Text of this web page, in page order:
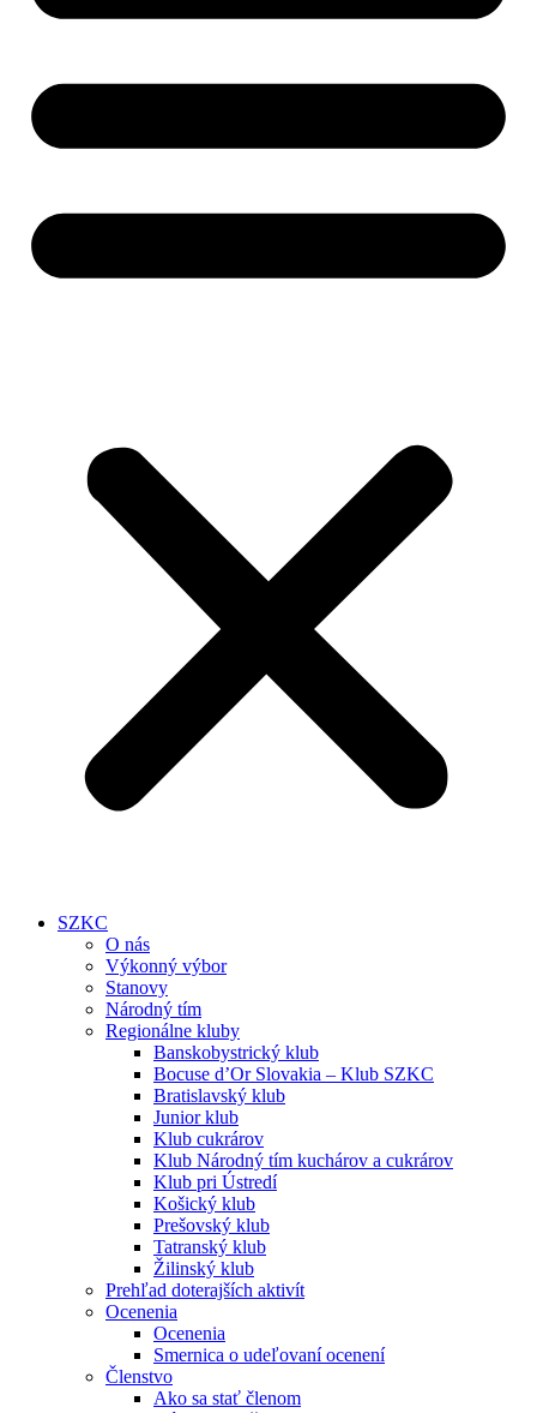
SZKC
O nás
Výkonný výbor
Stanovy
Národný tím
Regionálne kluby
Banskobystrický klub
Bocuse d’Or Slovakia – Klub SZKC
Bratislavský klub
Junior klub
Klub cukrárov
Klub Národný tím kuchárov a cukrárov
Klub pri Ústredí
Košický klub
Prešovský klub
Tatranský klub
Žilinský klub
Prehľad doterajších aktivít
Ocenenia
Ocenenia
Smernica o udeľovaní ocenení
Členstvo
Ako sa stať členom